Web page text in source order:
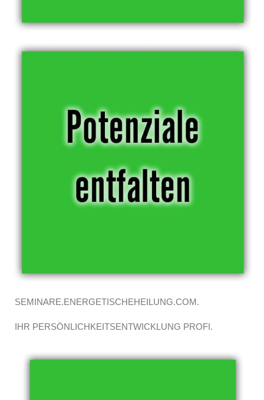
SEMINARE.ENERGETISCHEHEILUNG.COM.
IHR PERSÖNLICHKEITSENTWICKLUNG PROFI.